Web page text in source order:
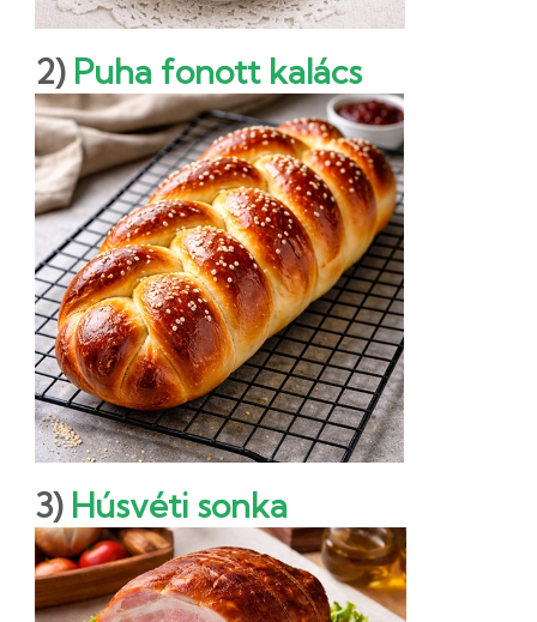
2) Puha fonott kalács
3) Húsvéti sonka